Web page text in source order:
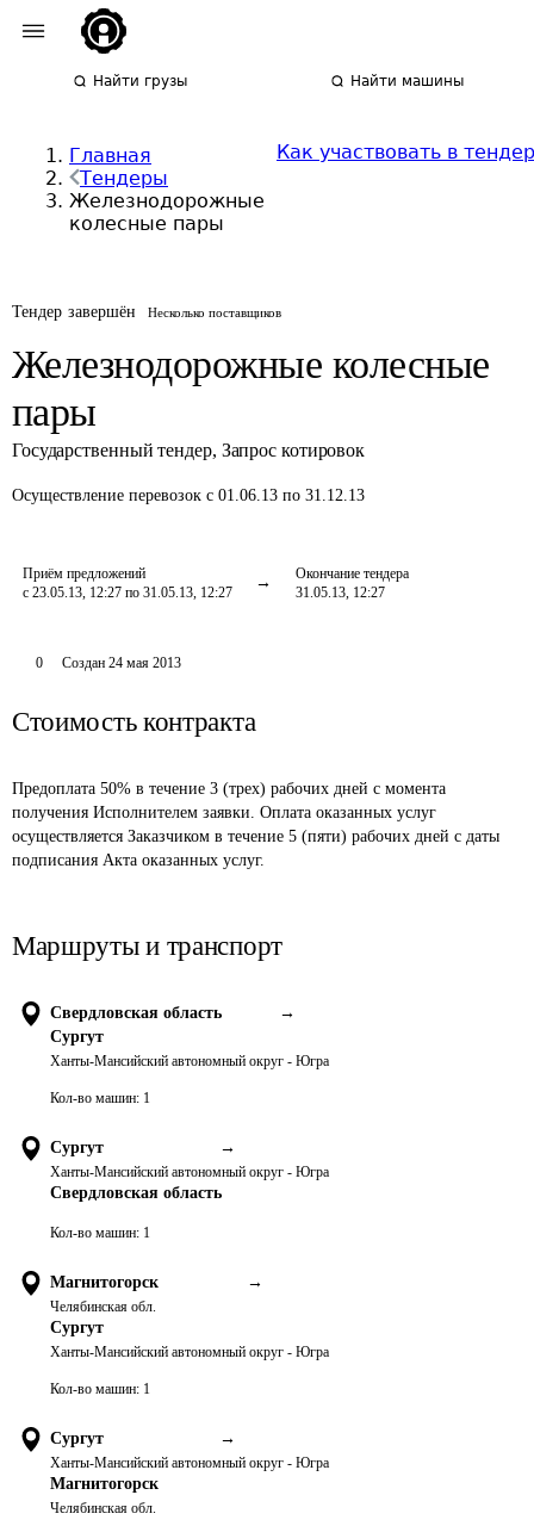
Найти грузы Найти машины
Главная
Тендеры
Железнодорожные
колесные пары
Как участвовать в
Тендер завершён Несколько поставщиков
Железнодорожные колесные
пары
Государственный тендер, Запрос котировок
Осуществление перевозок с 01.06.13 по 31.12.13
Приём предложений
с 23.05.13, 12:27 по 31.05.13, 12:27
Окончание тендера
31.05.13, 12:27
0 Создан 24 мая 2013
Стоимость контракта
Предоплата 50% в течение 3 (трех) рабочих дней с момента
получения Исполнителем заявки. Оплата оказанных услуг
осуществляется Заказчиком в течение 5 (пяти) рабочих дней с даты
подписания Акта оказанных услуг.
Маршруты и транспорт
Свердловская область
→
Сургут
Ханты-Мансийский автономный округ - Югра
Кол-во машин: 1
Сургут →
Ханты-Мансийский автономный округ - Югра
Свердловская область
Кол-во машин: 1
Магнитогорск →
Челябинская обл.
Сургут
Ханты-Мансийский автономный округ - Югра
Кол-во машин: 1
Сургут →
Ханты-Мансийский автономный округ - Югра
Магнитогорск
Челябинская обл.